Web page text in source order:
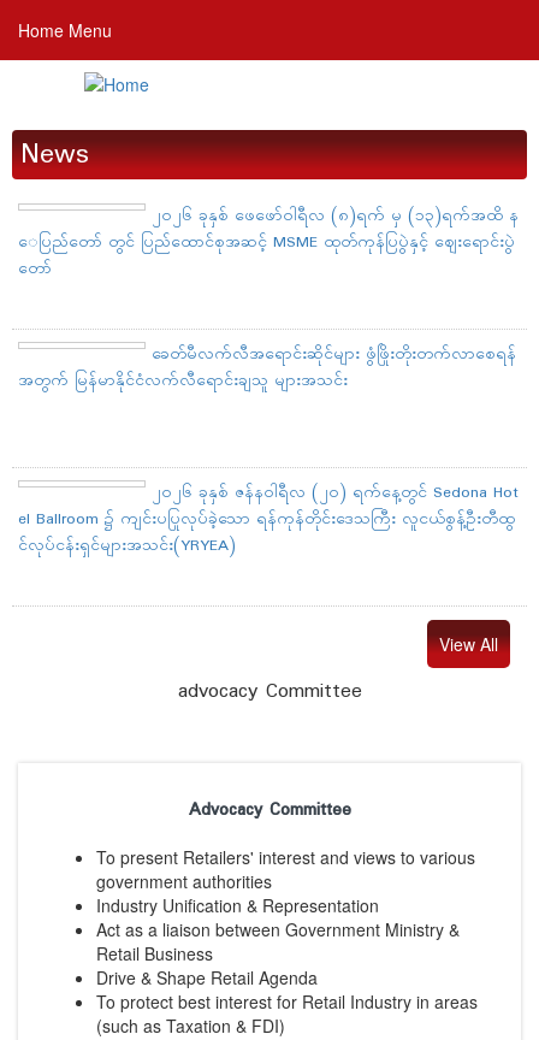
main
Home Menu
News
၂၀၂၆ ခုနှစ် ဖေဖော်ဝါရီလ (၈)ရက် မှ (၁၃)ရက်အထိ န
ေပြည်တော် တွင် ပြည်ထောင်စုအဆင့် MSME ထုတ်ကုန်ပြပွဲနှင့် ဈေးရောင်းပွဲ
တော်
ခေတ်မီလက်လီအရောင်းဆိုင်များ ဖွံဖြိုးတိုးတက်လာစေရန်
အတွက် မြန်မာနိုင်ငံလက်လီရောင်းချသူ များအသင်း
၂၀၂၆ ခုနှစ် ဇန်နဝါရီလ (၂၀) ရက်နေ့တွင် Sedona Hot
el Ballroom ၌ ကျင်းပပြုလုပ်ခဲ့သော ရန်ကုန်တိုင်းဒေသကြီး လူငယ်စွန့်ဦးတီထွ
င်လုပ်ငန်းရှင်များအသင်း(YRYEA)
View All
advocacy Committee
Advocacy Committee
To present Retailers' interest and views to various
government authorities
Industry Unification & Representation
Act as a liaison between Government Ministry &
Retail Business
Drive & Shape Retail Agenda
To protect best interest for Retail Industry in areas
(such as Taxation & FDI)